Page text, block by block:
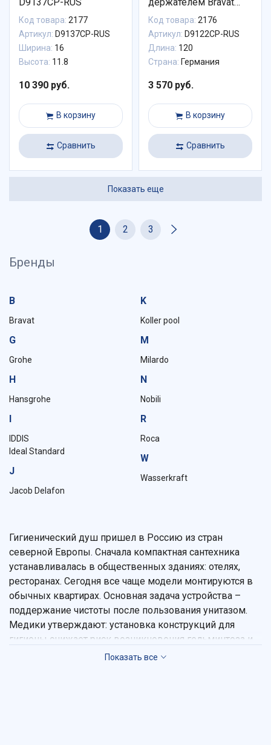
Код товара: 2177
Артикул: D9137CP-RUS
Ширина: 16
Высота: 11.8
10 390 руб.
В корзину
Сравнить
D9122CP-RUS
Код товара: 2176
Артикул: D9122CP-RUS
Длина: 120
Страна: Германия
3 570 руб.
В корзину
Сравнить
Показать еще
1 2 3
Бренды
B
Bravat
G
Grohe
H
Hansgrohe
I
IDDIS
Ideal Standard
J
Jacob Delafon
K
Koller pool
M
Milardo
N
Nobili
R
Roca
W
Wasserkraft
Гигиенический душ пришел в Россию из стран
северной Европы. Сначала компактная сантехника
устанавливалась в общественных зданиях: отелях,
ресторанах. Сегодня все чаще модели монтируются в
обычных квартирах. Основная задача устройства –
поддержание чистоты после пользования унитазом.
Медики утверждают: установка конструкций для
гигиены снижает риск возникновения гельминтоза и
инфекционных заболеваний.